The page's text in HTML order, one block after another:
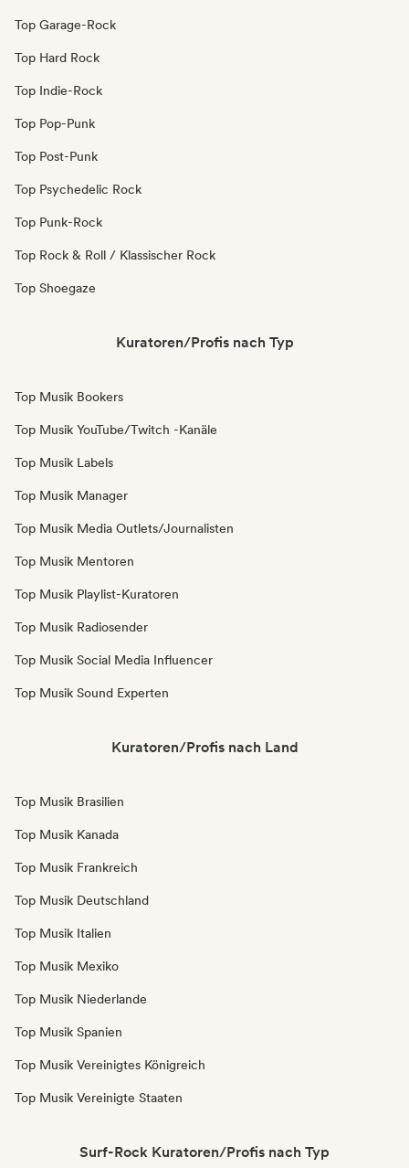
Top Garage-Rock
Top Hard Rock
Top Indie-Rock
Top Pop-Punk
Top Post-Punk
Top Psychedelic Rock
Top Punk-Rock
Top Rock & Roll / Klassischer Rock
Top Shoegaze
Kuratoren/Profis nach Typ
Top Musik Bookers
Top Musik YouTube/Twitch -Kanäle
Top Musik Labels
Top Musik Manager
Top Musik Media Outlets/Journalisten
Top Musik Mentoren
Top Musik Playlist-Kuratoren
Top Musik Radiosender
Top Musik Social Media Influencer
Top Musik Sound Experten
Kuratoren/Profis nach Land
Top Musik Brasilien
Top Musik Kanada
Top Musik Frankreich
Top Musik Deutschland
Top Musik Italien
Top Musik Mexiko
Top Musik Niederlande
Top Musik Spanien
Top Musik Vereinigtes Königreich
Top Musik Vereinigte Staaten
Surf-Rock Kuratoren/Profis nach Typ